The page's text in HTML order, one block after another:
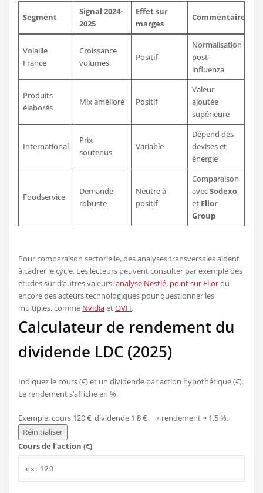
Segment
Signal 2024-
2025
Effet sur
marges
Commentaire
Volaille
France
Croissance
volumes
Positif
Normalisation
post-
influenza
Produits
élaborés
Mix amélioré Positif
Valeur
ajoutée
supérieure
International
Prix
soutenus
Variable
Dépend des
devises et
énergie
Foodservice
Demande
robuste
Neutre à
positif
Comparaison
avecSodexo
et Elior
Group
Pour comparaison sectorielle, des analyses transversales aident
à cadrer le cycle. Les lecteurs peuvent consulter par exemple des
études sur d’autres valeurs:analyse Nestlé, point sur Eliorou
encore des acteurs technologiques pour questionner les
multiples, comme NvidiaetOVH.
Calculateur de rendement du
dividende LDC (2025)
Indiquez le cours (€) et un dividende par action hypothétique (€).
Le rendement s’affiche en %.
Exemple: cours 120 €, dividende 1,8 € ⟶ rendement ≈ 1,5 %.
Réinitialiser
Cours de l’action (€)